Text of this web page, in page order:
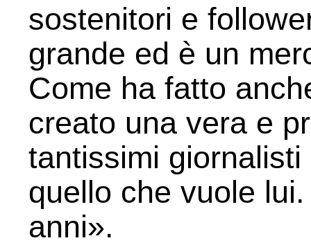
sostenitori e
grande ed è un
Come ha fatto
creato una vera e
tantissimi
quello che vuole
anni».